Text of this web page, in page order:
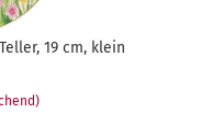
19 cm, klein